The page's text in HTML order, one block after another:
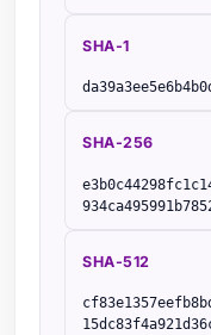
SHA-1
SHA-256
SHA-512